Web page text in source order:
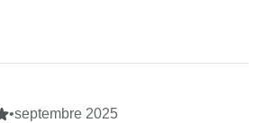
•septembre 2025